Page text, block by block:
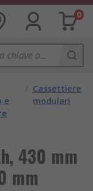
0
e
/ Cassettiere
modulari
430 mm
mm